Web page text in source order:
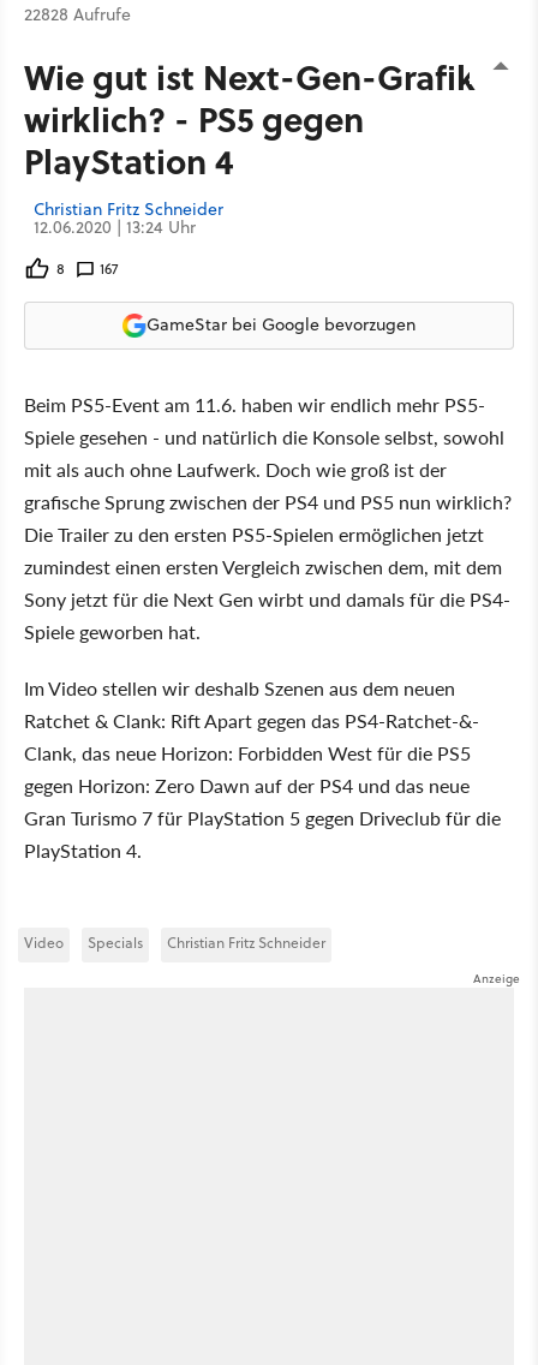
22828 Aufrufe
Wie gut ist Next-Gen-Grafik
wirklich? - PS5 gegen
PlayStation 4
Christian Fritz Schneider
12.06.2020 | 13:24 Uhr
8 167
GameStar bei Google bevorzugen
Beim PS5-Event am 11.6. haben wir endlich mehr PS5-
Spiele gesehen - und natürlich die Konsole selbst, sowohl
mit als auch ohne Laufwerk. Doch wie groß ist der
grafische Sprung zwischen der PS4 und PS5 nun wirklich?
Die Trailer zu den ersten PS5-Spielen ermöglichen jetzt
zumindest einen ersten Vergleich zwischen dem, mit dem
Sony jetzt für die Next Gen wirbt und damals für die PS4-
Spiele geworben hat.
Im Video stellen wir deshalb Szenen aus dem neuen
Ratchet & Clank: Rift Apart gegen das PS4-Ratchet-&-
Clank, das neue Horizon: Forbidden West für die PS5
gegen Horizon: Zero Dawn auf der PS4 und das neue
Gran Turismo 7 für PlayStation 5 gegen Driveclub für die
PlayStation 4.
Video Specials Christian Fritz Schneider